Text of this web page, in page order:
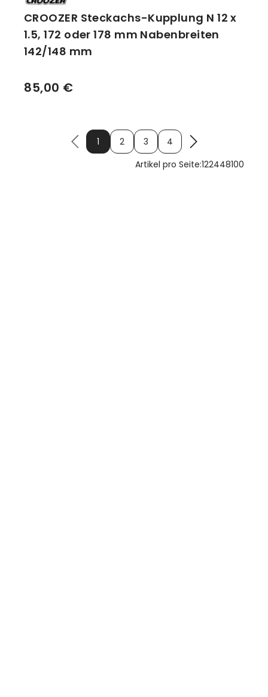
CROOZER Steckachs-Kupplung N 12 x
1.5, 172 oder 178 mm Nabenbreiten
142/148 mm
85,00 €
1 2 3
4
Artikel pro Seite:122448100